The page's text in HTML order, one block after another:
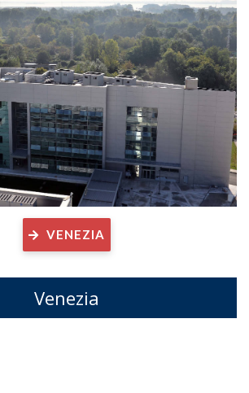
VENEZIA
Venezia